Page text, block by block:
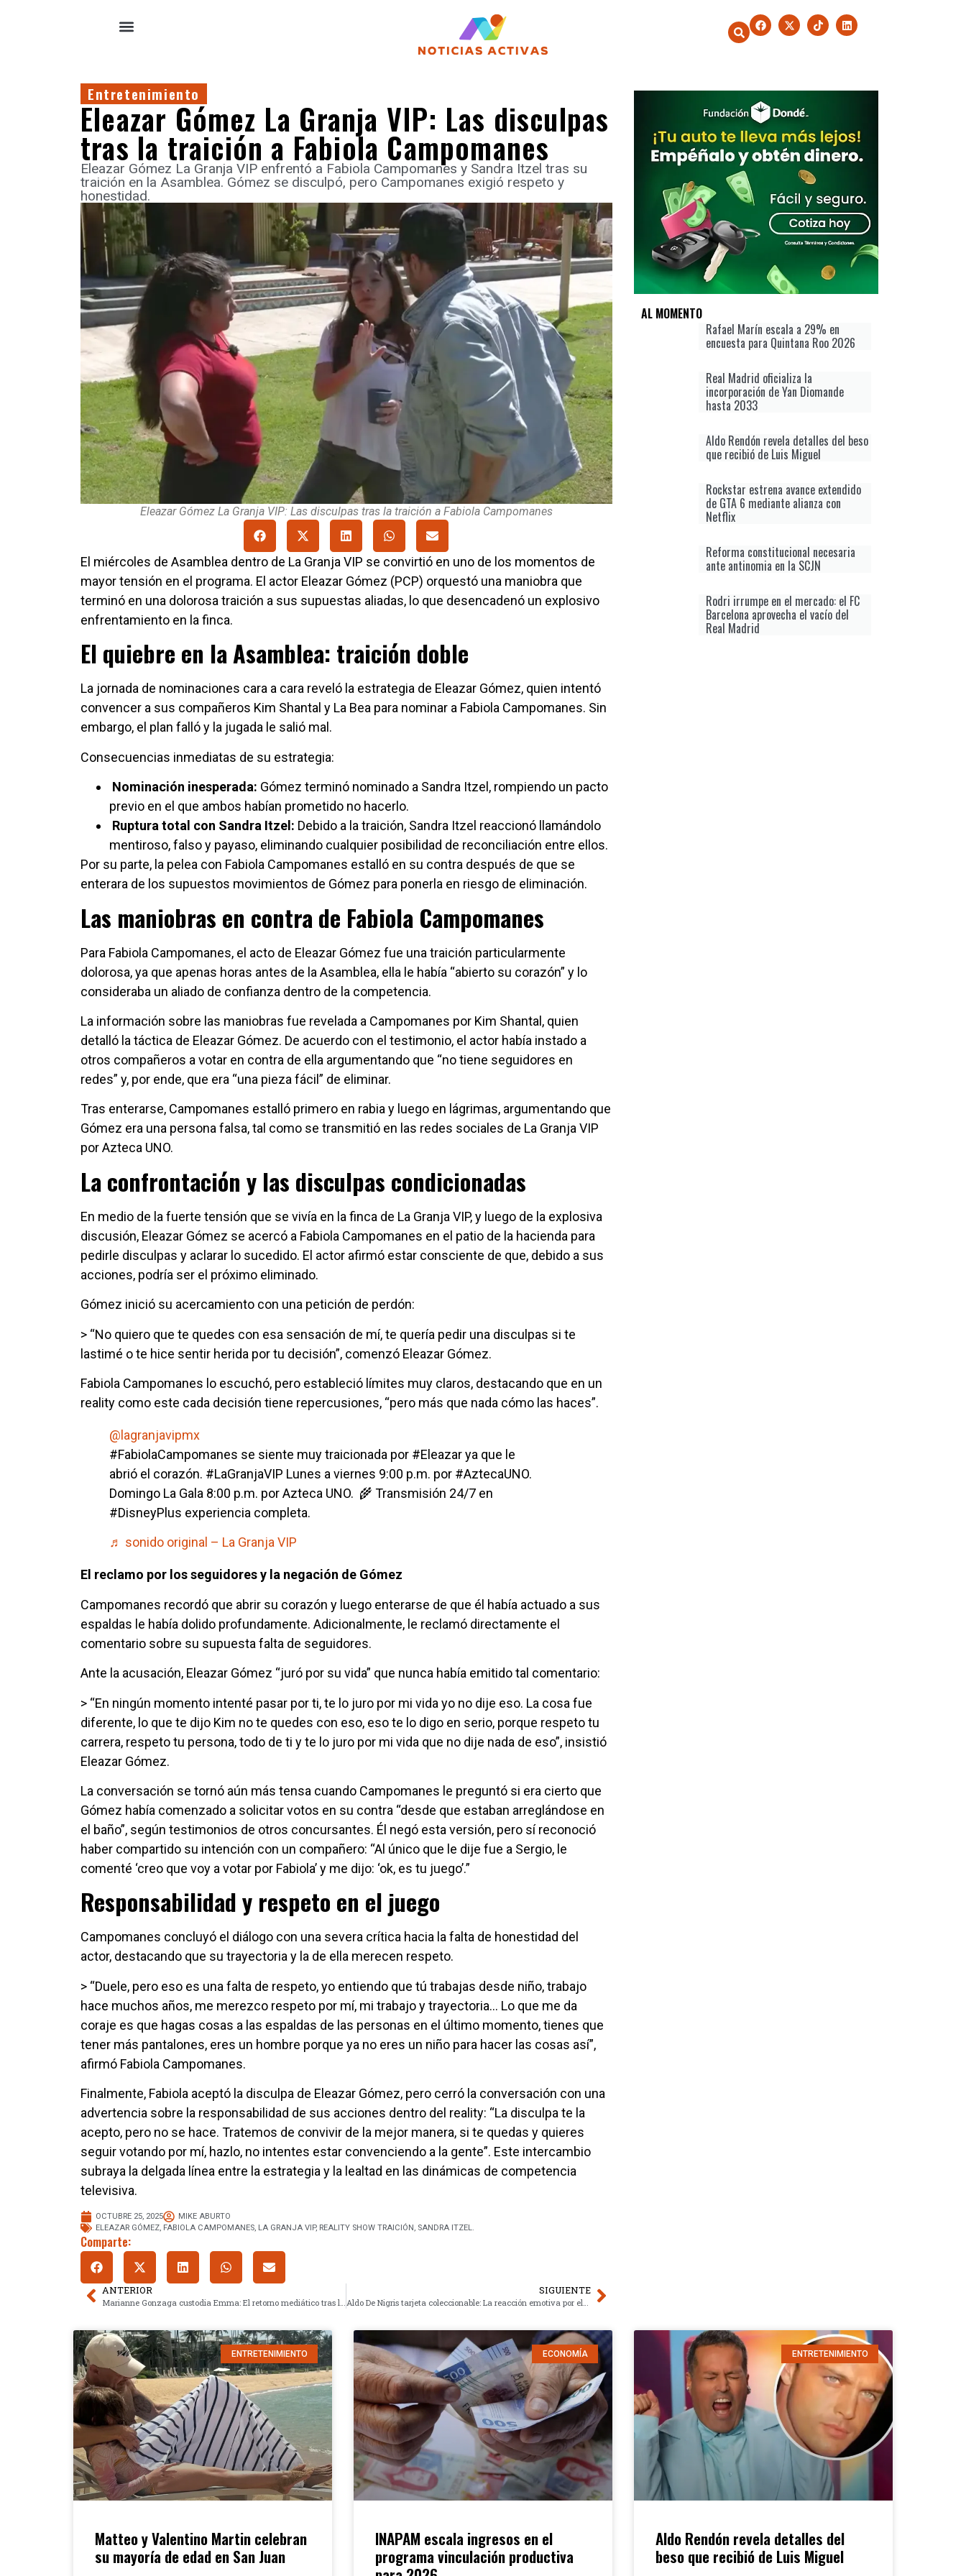
Entretenimiento
Eleazar Gómez La Granja VIP: Las disculpas
tras la traición a Fabiola Campomanes
Eleazar Gómez La Granja VIP enfrentó a Fabiola Campomanes y Sandra Itzel tras su
traición en la Asamblea. Gómez se disculpó, pero Campomanes exigió respeto y
honestidad.
Eleazar Gómez La Granja VIP: Las disculpas tras la traición a Fabiola Campomanes
El miércoles de Asamblea dentro de La Granja VIP se convirtió en uno de los momentos de
mayor tensión en el programa. El actor Eleazar Gómez (PCP) orquestó una maniobra que
terminó en una dolorosa traición a sus supuestas aliadas, lo que desencadenó un explosivo
enfrentamiento en la finca.
El quiebre en la Asamblea: traición doble
La jornada de nominaciones cara a cara reveló la estrategia de Eleazar Gómez, quien intentó
convencer a sus compañeros Kim Shantal y La Bea para nominar a Fabiola Campomanes. Sin
embargo, el plan falló y la jugada le salió mal.
Consecuencias inmediatas de su estrategia:
Nominación inesperada: Gómez terminó nominado a Sandra Itzel, rompiendo un pacto
previo en el que ambos habían prometido no hacerlo.
Ruptura total con Sandra Itzel: Debido a la traición, Sandra Itzel reaccionó llamándolo
mentiroso, falso y payaso, eliminando cualquier posibilidad de reconciliación entre ellos.
Por su parte, la pelea con Fabiola Campomanes estalló en su contra después de que se
enterara de los supuestos movimientos de Gómez para ponerla en riesgo de eliminación.
Las maniobras en contra de Fabiola Campomanes
Para Fabiola Campomanes, el acto de Eleazar Gómez fue una traición particularmente
dolorosa, ya que apenas horas antes de la Asamblea, ella le había “abierto su corazón” y lo
consideraba un aliado de confianza dentro de la competencia.
La información sobre las maniobras fue revelada a Campomanes por Kim Shantal, quien
detalló la táctica de Eleazar Gómez. De acuerdo con el testimonio, el actor había instado a
otros compañeros a votar en contra de ella argumentando que “no tiene seguidores en
redes” y, por ende, que era “una pieza fácil” de eliminar.
Tras enterarse, Campomanes estalló primero en rabia y luego en lágrimas, argumentando que
Gómez era una persona falsa, tal como se transmitió en las redes sociales de La Granja VIP
por Azteca UNO.
La confrontación y las disculpas condicionadas
En medio de la fuerte tensión que se vivía en la finca de La Granja VIP, y luego de la explosiva
discusión, Eleazar Gómez se acercó a Fabiola Campomanes en el patio de la hacienda para
pedirle disculpas y aclarar lo sucedido. El actor afirmó estar consciente de que, debido a sus
acciones, podría ser el próximo eliminado.
Gómez inició su acercamiento con una petición de perdón:
> “No quiero que te quedes con esa sensación de mí, te quería pedir una disculpas si te
lastimé o te hice sentir herida por tu decisión”, comenzó Eleazar Gómez.
Fabiola Campomanes lo escuchó, pero estableció límites muy claros, destacando que en un
reality como este cada decisión tiene repercusiones, “pero más que nada cómo las haces”.
@lagranjavipmx
#FabiolaCampomanes se siente muy traicionada por #Eleazar ya que le
abrió el corazón. #LaGranjaVIP Lunes a viernes 9:00 p.m. por #AztecaUNO.⁣
Domingo La Gala 8:00 p.m. por Azteca UNO.⁣ ⁣ 🌾 Transmisión 24/7 en
#DisneyPlus experiencia completa.
♬ sonido original – La Granja VIP
El reclamo por los seguidores y la negación de Gómez
Campomanes recordó que abrir su corazón y luego enterarse de que él había actuado a sus
espaldas le había dolido profundamente. Adicionalmente, le reclamó directamente el
comentario sobre su supuesta falta de seguidores.
Ante la acusación, Eleazar Gómez “juró por su vida” que nunca había emitido tal comentario:
> “En ningún momento intenté pasar por ti, te lo juro por mi vida yo no dije eso. La cosa fue
diferente, lo que te dijo Kim no te quedes con eso, eso te lo digo en serio, porque respeto tu
carrera, respeto tu persona, todo de ti y te lo juro por mi vida que no dije nada de eso”, insistió
Eleazar Gómez.
La conversación se tornó aún más tensa cuando Campomanes le preguntó si era cierto que
Gómez había comenzado a solicitar votos en su contra “desde que estaban arreglándose en
el baño”, según testimonios de otros concursantes. Él negó esta versión, pero sí reconoció
haber compartido su intención con un compañero: “Al único que le dije fue a Sergio, le
comenté ‘creo que voy a votar por Fabiola’ y me dijo: ‘ok, es tu juego’.”
Responsabilidad y respeto en el juego
Campomanes concluyó el diálogo con una severa crítica hacia la falta de honestidad del
actor, destacando que su trayectoria y la de ella merecen respeto.
> “Duele, pero eso es una falta de respeto, yo entiendo que tú trabajas desde niño, trabajo
hace muchos años, me merezco respeto por mí, mi trabajo y trayectoria… Lo que me da
coraje es que hagas cosas a las espaldas de las personas en el último momento, tienes que
tener más pantalones, eres un hombre porque ya no eres un niño para hacer las cosas así”,
afirmó Fabiola Campomanes.
Finalmente, Fabiola aceptó la disculpa de Eleazar Gómez, pero cerró la conversación con una
advertencia sobre la responsabilidad de sus acciones dentro del reality: “La disculpa te la
acepto, pero no se hace. Tratemos de convivir de la mejor manera, si te quedas y quieres
seguir votando por mí, hazlo, no intentes estar convenciendo a la gente”. Este intercambio
subraya la delgada línea entre la estrategia y la lealtad en las dinámicas de competencia
televisiva.
OCTUBRE 25, 2025
MIKE ABURTO
ELEAZAR GÓMEZ FABIOLA CAMPOMANES LA GRANJA VIP, REALITY SHOW TRAICIÓN SANDRA ITZEL.
Comparte:
ANTERIOR SIGUIENTE
AL MOMENTO
Rafael Marín escala a 29% en
encuesta para Quintana Roo 2026
Real Madrid oficializa la
incorporación de Yan Diomande
hasta 2033
Aldo Rendón revela detalles del beso
que recibió de Luis Miguel
Rockstar estrena avance extendido
de GTA 6 mediante alianza con
Netflix
Reforma constitucional necesaria
ante antinomia en la SCJN
Rodri irrumpe en el mercado: el FC
Barcelona aprovecha el vacío del
Real Madrid
ENTRETENIMIENTO
Matteo y Valentino Martin celebran
su mayoría de edad en San Juan
ECONOMÍA
INAPAM escala ingresos en el
programa vinculación productiva
ENTRETENIMIENTO
Aldo Rendón revela detalles del
beso que recibió de Luis Miguel